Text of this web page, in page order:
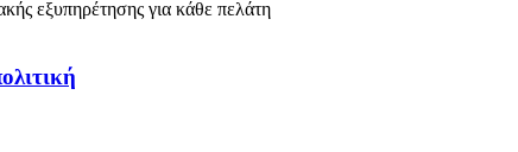
εξυπηρέτησης για κάθε πελάτη